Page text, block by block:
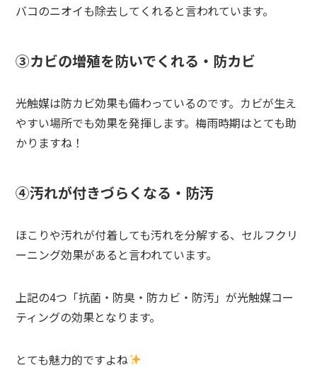
バコのニオイも除去してくれると言われています。
③カビの増殖を防いでくれる・防カビ
光触媒は防カビ効果も備わっているのです。カビが生え
やすい場所でも効果を発揮します。梅雨時期はとても助
かりますね！
④汚れが付きづらくなる・防汚
ほこりや汚れが付着しても汚れを分解する、セルフクリ
ーニング効果があると言われています。
上記の4つ「抗菌・防臭・防カビ・防汚」が光触媒コー
ティングの効果となります。
とても魅力的ですよね